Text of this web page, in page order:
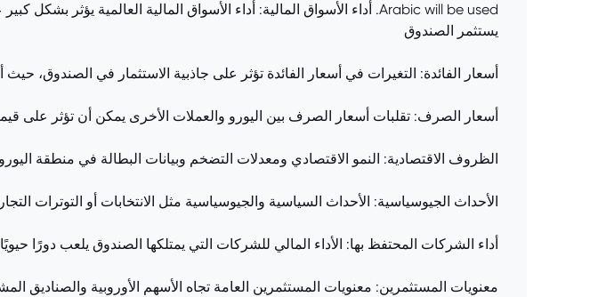
يستثمر الصندوق
أسعار الفائدة: التغيرات في أسعار الفائدة تؤثر على جاذبية الاستثمار في الصندوق،
أسعار الصرف: تقلبات أسعار الصرف بين اليورو والعملات الأخرى يمكن أن تؤثر على
الظروف الاقتصادية: النمو الاقتصادي ومعدلات التضخم وبيانات البطالة في منطقة
الأحداث الجيوسياسية: الأحداث السياسية والجيوسياسية مثل الانتخابات أو التوترات
أداء الشركات المحتفظ بها: الأداء المالي للشركات التي يمتلكها الصندوق يلعب دورًا
معنويات المستثمرين: معنويات المستثمرين العامة تجاه الأسهم الأوروبية والصناديق